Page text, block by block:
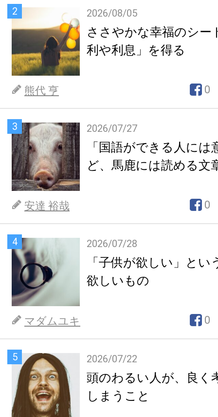
2 2026/08/05
ささやかな幸福のシー
利や利息」を得る
熊代 亨 0
3 2026/07/27
「国語ができる人には
ど、馬鹿には読める文
安達 裕哉 0
4 2026/07/28
「子供が欲しい」とい
欲しいもの
マダムユキ 0
5 2026/07/22
頭のわるい人が、良く
しまうこと